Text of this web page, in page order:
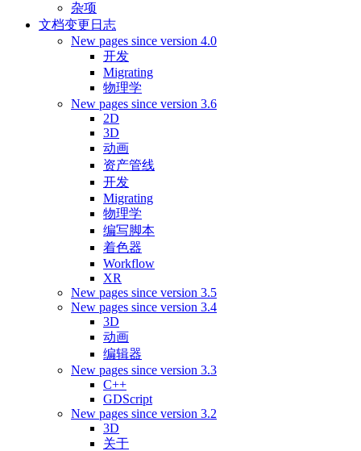
杂项
文档变更日志
New pages since version 4.0
开发
Migrating
物理学
New pages since version 3.6
2D
3D
动画
资产管线
开发
Migrating
物理学
编写脚本
着色器
Workflow
XR
New pages since version 3.5
New pages since version 3.4
3D
动画
编辑器
New pages since version 3.3
C++
GDScript
New pages since version 3.2
3D
关于